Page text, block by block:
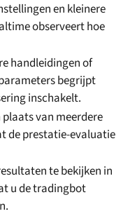
en kleinere
observeert hoe
handleidingen of
begrijpt
inschakelt.
van meerdere
de prestatie-evaluatie
te bekijken in
u de tradingbot